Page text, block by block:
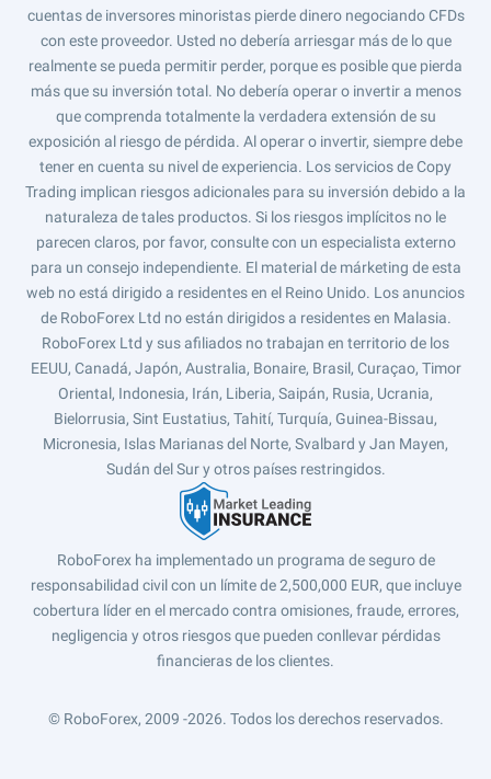
cuentas de inversores minoristas pierde dinero negociando CFDs
con este proveedor. Usted no debería arriesgar más de lo que
realmente se pueda permitir perder, porque es posible que pierda
más que su inversión total. No debería operar o invertir a menos
que comprenda totalmente la verdadera extensión de su
exposición al riesgo de pérdida. Al operar o invertir, siempre debe
tener en cuenta su nivel de experiencia. Los servicios de Copy
Trading implican riesgos adicionales para su inversión debido a la
naturaleza de tales productos. Si los riesgos implícitos no le
parecen claros, por favor, consulte con un especialista externo
para un consejo independiente. El material de márketing de esta
web no está dirigido a residentes en el Reino Unido. Los anuncios
de RoboForex Ltd no están dirigidos a residentes en Malasia.
RoboForex Ltd y sus afiliados no trabajan en territorio de los
EEUU, Canadá, Japón, Australia, Bonaire, Brasil, Curaçao, Timor
Oriental, Indonesia, Irán, Liberia, Saipán, Rusia, Ucrania,
Bielorrusia, Sint Eustatius, Tahití, Turquía, Guinea-Bissau,
Micronesia, Islas Marianas del Norte, Svalbard y Jan Mayen,
Sudán del Sur y otros países restringidos.
RoboForex ha implementado un programa de seguro de
responsabilidad civil con un límite de 2,500,000 EUR, que incluye
cobertura líder en el mercado contra omisiones, fraude, errores,
negligencia y otros riesgos que pueden conllevar pérdidas
financieras de los clientes.
© RoboForex, 2009 -2026. Todos los derechos reservados.